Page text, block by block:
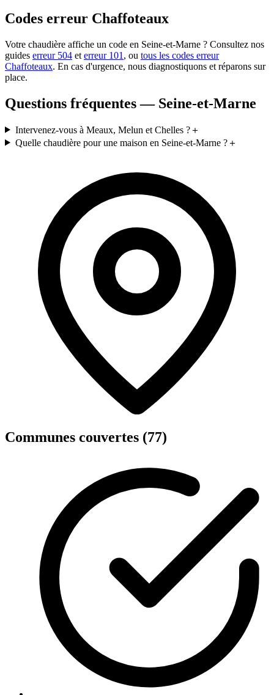
Codes erreur Chaffoteaux
Votre chaudière affiche un code en Seine-et-Marne ? Consultez nos
guides erreur 504 et erreur 101 , ou tous les codes erreur
Chaffoteaux. En cas d'urgence, nous diagnostiquons et réparons sur
place.
Questions fréquentes — Seine-et-Marne
Intervenez-vous à Meaux, Melun et Chelles ?＋
Quelle chaudière pour une maison en Seine-et-Marne ?＋
Communes couvertes (77)